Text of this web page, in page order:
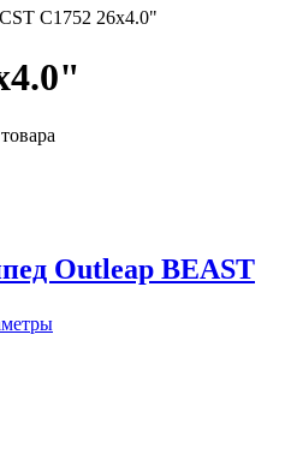
C1752 26x4.0"
Outleap BEAST
Этот